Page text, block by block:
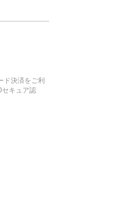
ド決済をご利
キュア認